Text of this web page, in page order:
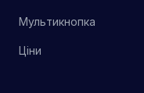
Мультикнопка
Ціни